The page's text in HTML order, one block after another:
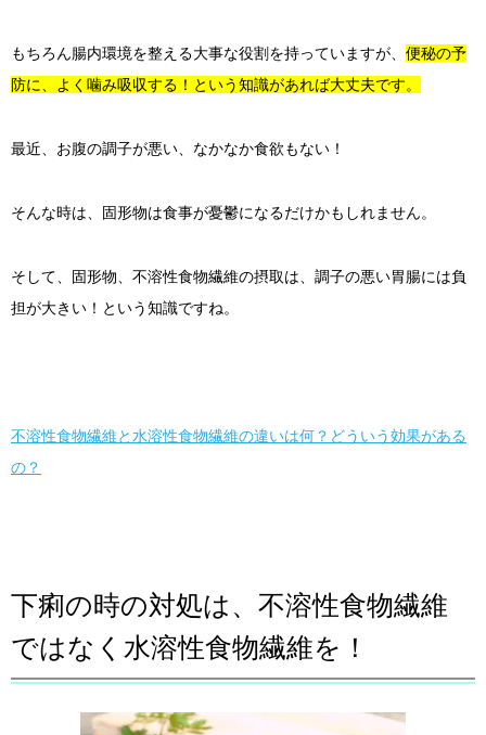
もちろん腸内環境を整える大事な役割を持っていますが、 便秘の予
防に、よく噛み吸収する！という知識があれば大丈夫です。
最近、お腹の調子が悪い、なかなか食欲もない！
そんな時は、固形物は食事が憂鬱になるだけかもしれません。
そして、固形物、不溶性食物繊維の摂取は、調子の悪い胃腸には負
担が大きい！という知識ですね。
不溶性食物繊維と水溶性食物繊維の違いは何？どういう効果がある
の？
下痢の時の対処は、不溶性食物繊維
ではなく水溶性食物繊維を！